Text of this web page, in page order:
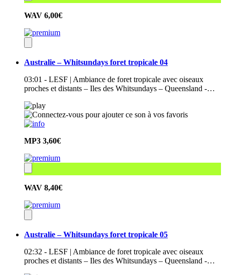
WAV 6,00€
Australie – Whitsundays foret tropicale 04
03:01 - LESF | Ambiance de foret tropicale avec oiseaux
proches et distants – Iles des Whitsundays – Queensland -…
MP3 3,60€
WAV 8,40€
Australie – Whitsundays foret tropicale 05
02:32 - LESF | Ambiance de foret tropicale avec oiseaux
proches et distants – Iles des Whitsundays – Queensland -…